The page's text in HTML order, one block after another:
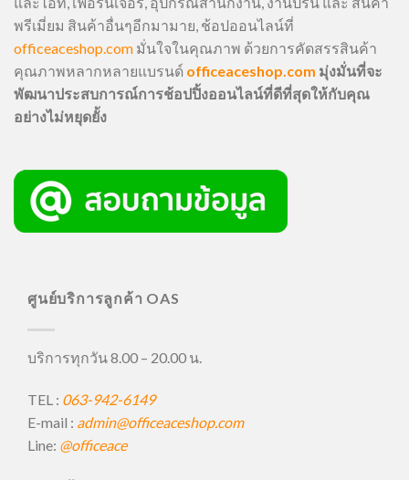
พรีเมี่ยม สินค้าอื่นๆอีกมามาย, ช้อปออนไลน์ที่
officeaceshop.com มั่นใจในคุณภาพ ด้วยการคัดสรรสินค้า
คุณภาพหลากหลายแบรนด์ officeaceshop.com มุ่งมั่นที่จะ
พัฒนาประสบการณ์การช้อปปิ้งออนไลน์ที่ดีที่สุดให้กับคุณ
อย่างไม่หยุดยั้ง
ศูนย์บริการลูกค้า OAS
บริการทุกวัน 8.00 – 20.00 น.
TEL : 063-942-6149
E-mail : admin@officeaceshop.com
Line: @officeace